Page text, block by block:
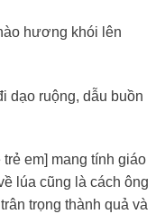
hương khói lên
dạo ruộng, dẫu buồn
em] mang tính giáo
lúa cũng là cách ông
trọng thành quả và